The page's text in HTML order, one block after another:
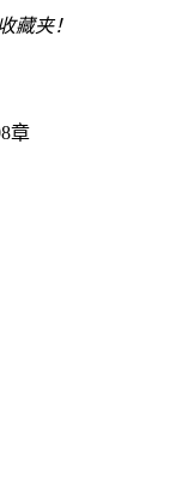
藏夹！
章